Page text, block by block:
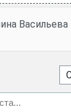
Васильева